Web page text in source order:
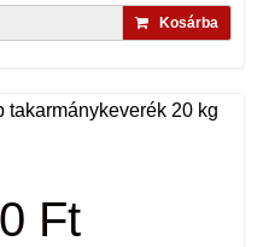
Kosárba
takarmánykeverék 20 kg
Ft